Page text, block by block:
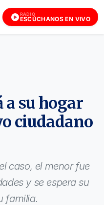
RADIO
ESCÚCHANOS EN VIVO
su hogar
ciudadano
caso, el menor fue
y se espera su
familia.